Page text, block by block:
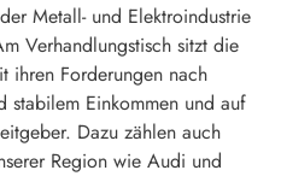
Metall- und Elektroindustrie
Verhandlungstisch sitzt die
ihren Forderungen nach
stabilem Einkommen und auf
Dazu zählen auch
Region wie Audi und